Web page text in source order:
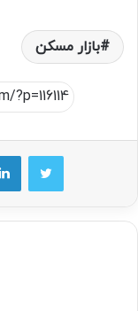
بازار مسکن